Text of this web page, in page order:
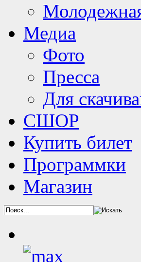
Медиа
Фото
Пресса
Для
СШОР
Купить билет
Программки
Магазин